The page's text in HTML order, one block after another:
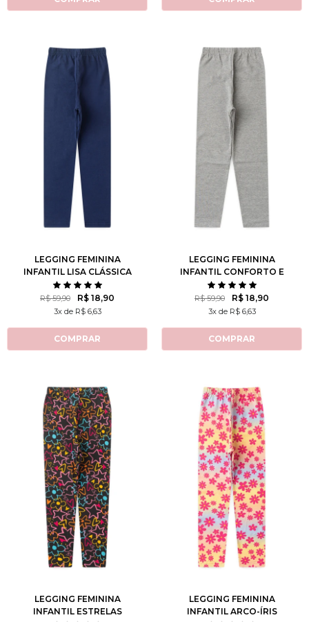
10 12
LEGGING FEMININA
INFANTIL LISA CLÁSSICA
R$ 59,90 R$ 18,90
3x de R$ 6,63
COMPRAR
3
10 12
LEGGING FEMININA
INFANTIL CONFORTO E
LEVEZA
R$ 59,90 R$ 18,90
3x de R$ 6,63
COMPRAR
3 4 6
10 12
LEGGING FEMININA
INFANTIL ESTRELAS
3 6
10 12
LEGGING FEMININA
INFANTIL ARCO-ÍRIS